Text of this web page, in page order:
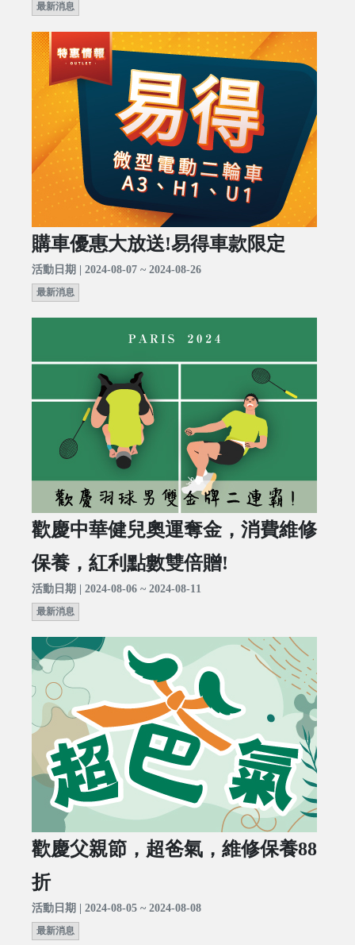
最新消息
購車優惠大放送!易得車款限定
活動日期 | 2024-08-07 ~ 2024-08-26
最新消息
歡慶中華健兒奧運奪金，消費維修
保養，紅利點數雙倍贈!
活動日期 | 2024-08-06 ~ 2024-08-11
最新消息
歡慶父親節，超爸氣，維修保養88
折
活動日期 | 2024-08-05 ~ 2024-08-08
最新消息